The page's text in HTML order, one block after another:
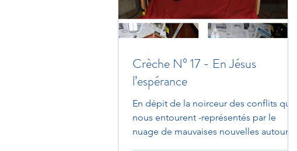
Crèche N° 17 - En Jésus
l’espérance
En dépit de la noirceur des conflits qui
nous entourent -représentés par le
nuage de mauvaises nouvelles autour de